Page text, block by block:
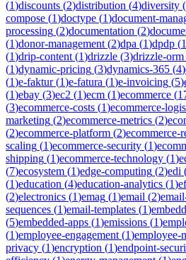
(1)discounts (2)distribution (4)diversity (
compose (1)doctype (1)document-
processing (2)documentation (2)
(1)donor-management (2)dpa (1)dpdp (1
(1)drip-content (1)drizzle (3)drizzle-orm
(1)dynamic-pricing (3)dynamics-365 (4)
(1)e-faktur(1)e-fatura (1)e-invoicing (5)
(1)ebay (3)ec2 (1)ecm (1)ecommerce (
(3)ecommerce-costs (1)ecommerce-
marketing (2)ecommerce-metrics (2)
(2)ecommerce-platform (2)ecommerce-
scaling (1)ecommerce-security (1)
shipping (1)ecommerce-technology (1)
(7)ecosystem (1)edge-computing (2)edi
(1)education (4)education-analytics (1)
(2)electronics (1)emag (1)email (2)
sequences (1)email-templates (1)
(5)embedded-apps (1)emissions (1)
(1)employee-engagement (1)employee-
privacy (1)encryption (1)endpoint-